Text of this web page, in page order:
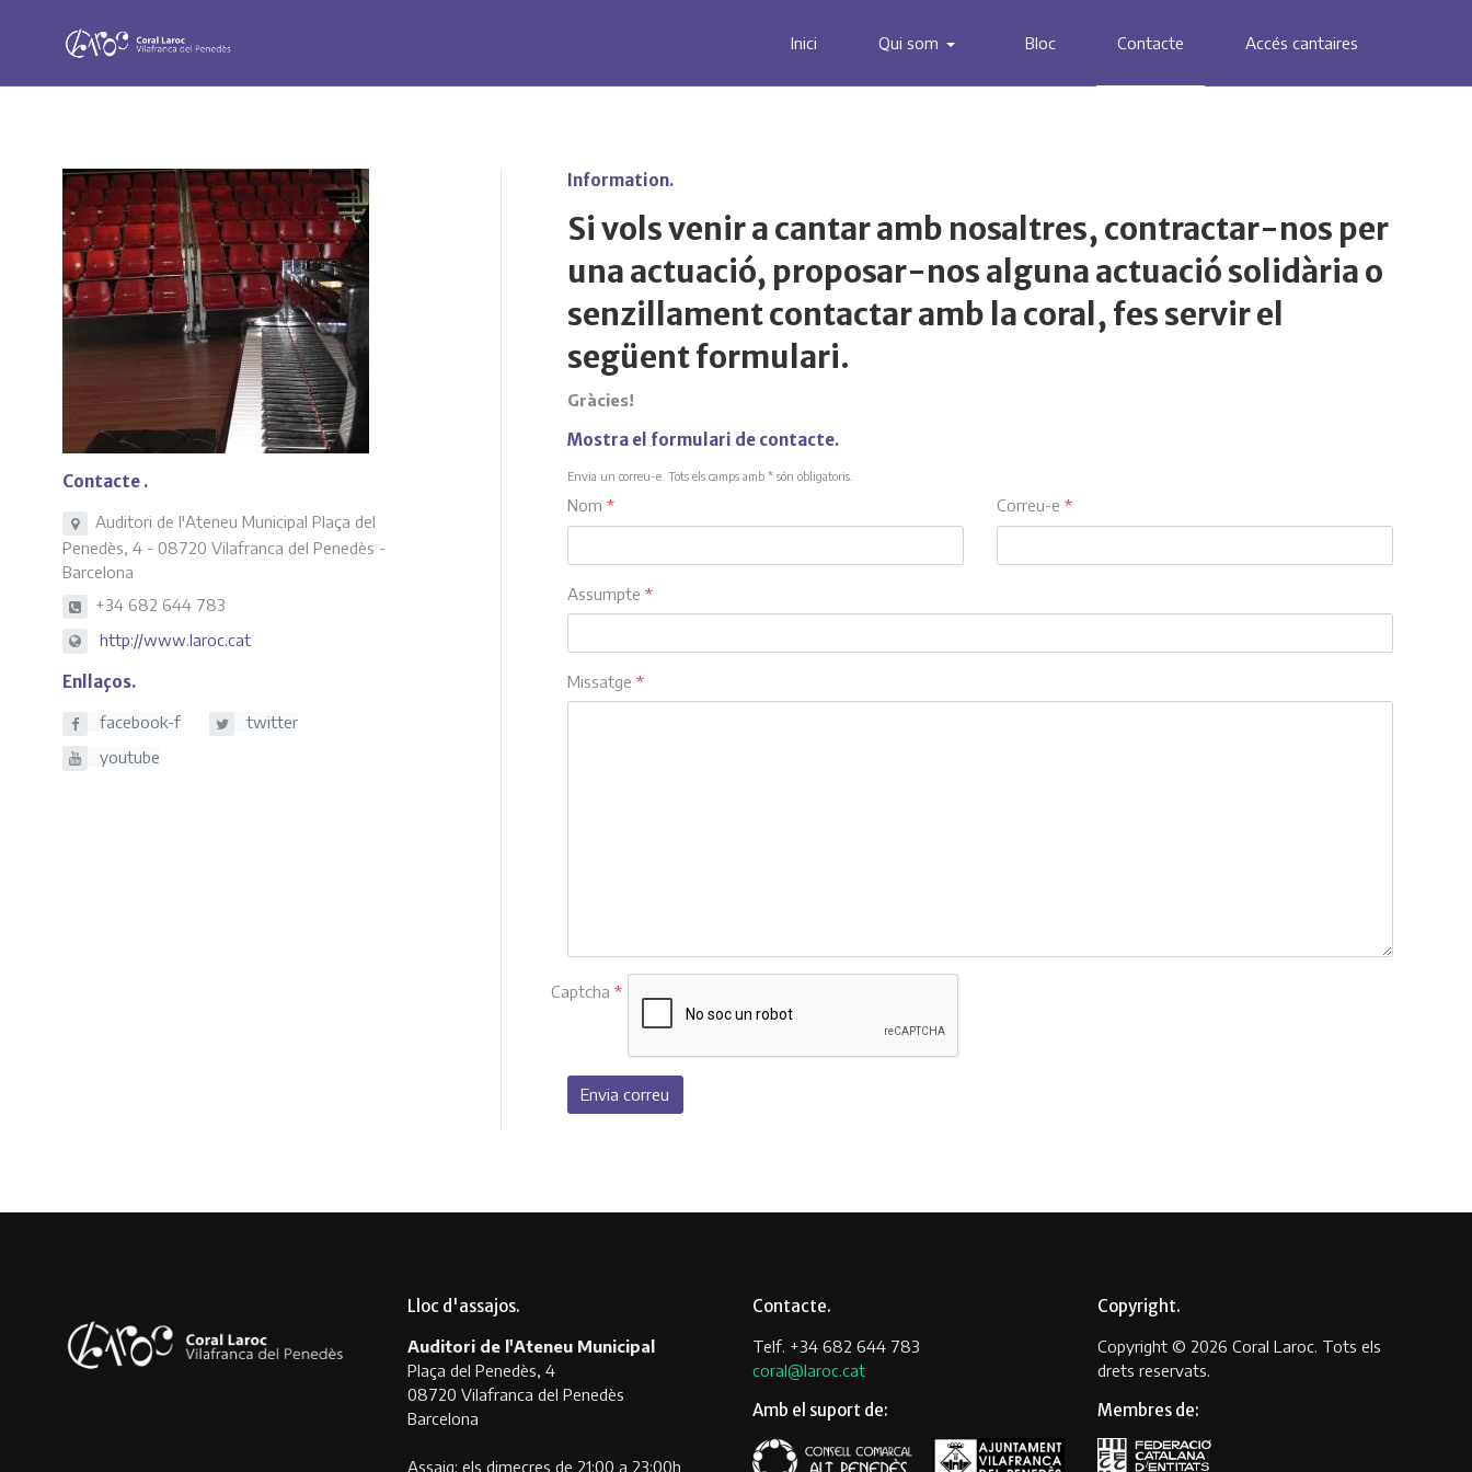
Inici Qui som Bloc Contacte Accés cantaires
Contacte
Auditori de l'Ateneu Municipal Plaça del
Penedès, 4 - 08720 Vilafranca del Penedès -
Barcelona
+34 682 644 783
http://www.laroc.cat
Enllaços
facebook-f
twitter
youtube
Information
Si vols venir a cantar amb nosaltres, contractar-nos per
una actuació, proposar-nos alguna actuació solidària o
senzillament contactar amb la coral, fes servir el
següent formulari.
Gràcies!
Mostra el formulari de contacte
Envia un correu-e. Tots els camps amb * són obligatoris.
Nom * Correu-e *
Assumpte *
Missatge *
Captcha *
Envia correu
Lloc d'assajos
Auditori de l'Ateneu Municipal
Plaça del Penedès, 4
08720 Vilafranca del Penedès
Barcelona
Assaig: els dimecres de 21:00 a 23:00h
Contacte
Telf. +34 682 644 783
coral@laroc.cat
Amb el suport de:
Copyright
Copyright © 2026 Coral Laroc. Tots els
drets reservats.
Membres de: